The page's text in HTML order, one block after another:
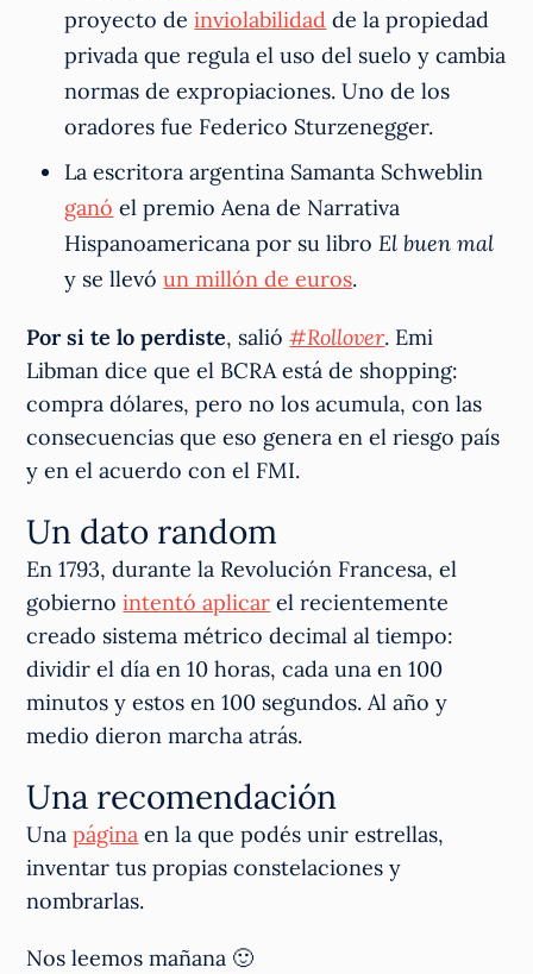
proyecto deinviolabilidad de la propiedad
privada que regula el uso del suelo y cambia
normas de expropiaciones. Uno de los
oradores fue Federico Sturzenegger.
La escritora argentina Samanta Schweblin
ganó el premio Aena de Narrativa
Hispanoamericana por su libroEl buen mal
y se llevóun millón de euros.
Por si te lo perdiste, salió#Rollover. Emi
Libman dice que el BCRA está de shopping:
compra dólares, pero no los acumula, con las
consecuencias que eso genera en el riesgo país
y en el acuerdo con el FMI.
Un dato random
En 1793, durante la Revolución Francesa, el
gobiernointentó aplicar el recientemente
creado sistema métrico decimal al tiempo:
dividir el día en 10 horas, cada una en 100
minutos y estos en 100 segundos. Al año y
medio dieron marcha atrás.
Una recomendación
Unapágina en la que podés unir estrellas,
inventar tus propias constelaciones y
nombrarlas.
Nos leemos mañana 🙂